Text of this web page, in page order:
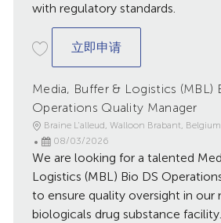
with regulatory standards.
立即申请Bio DS
Media, Buffer & Logistics (MBL)
Operations Quality Manager
地
点
Braine L'alleud, Walloon Brabant, Belgium
已
发
期
08/03/2026
We are looking for a talented
Logistics (MBL) Bio DS
to ensure quality oversight in
biologicals drug substance